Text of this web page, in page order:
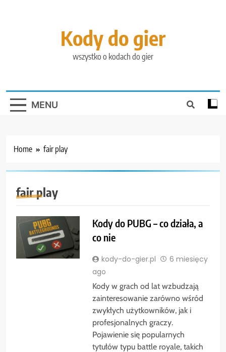
Kody do gier
wszystko o kodach do gier
MENU
Home fair play
fair play
Kody do PUBG – co działa, a
co nie
kody-do-gier.pl
6 miesięcy
ago
Kody w grach od lat wzbudzają
zainteresowanie zarówno wśród
zwykłych użytkowników, jak i
profesjonalnych graczy.
Pojawienie się popularnych
tytułów typu battle royale, takich